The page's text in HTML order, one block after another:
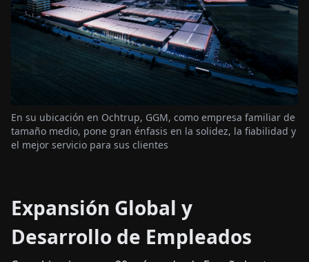
Expansión Global y
Desarrollo de Empleados
En su ubicación en Ochtrup, GGM, como empresa familiar de
tamaño medio, pone gran énfasis en la solidez, la fiabilidad y
el mejor servicio para sus clientes